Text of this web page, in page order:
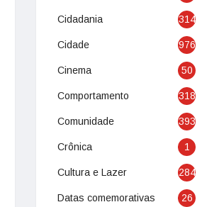
Cidadania 314
Cidade 976
Cinema 50
Comportamento 318
Comunidade 393
Crônica 1
Cultura e Lazer 284
Datas comemorativas 26